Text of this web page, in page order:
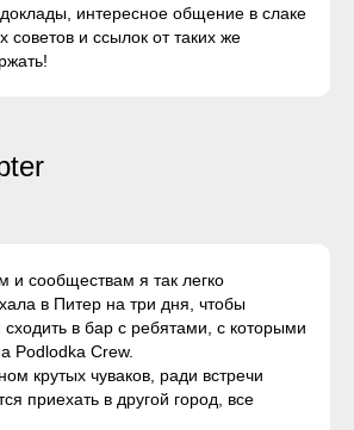
интересное общение в слаке
советов и ссылок от таких же
и сообществам я так легко
в Питер на три дня, чтобы
в бар с ребятами, с которыми
Podlodka Crew.
крутых чуваков, ради встречи
приехать в другой город, все